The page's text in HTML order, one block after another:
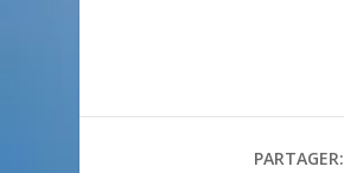
PARTAGER: